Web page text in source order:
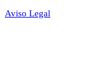
Aviso Legal